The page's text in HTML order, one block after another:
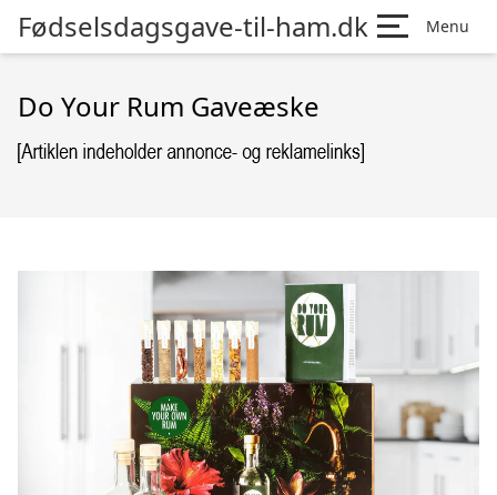
Fødselsdagsgave-til-ham.dk Menu
Do Your Rum Gaveæske